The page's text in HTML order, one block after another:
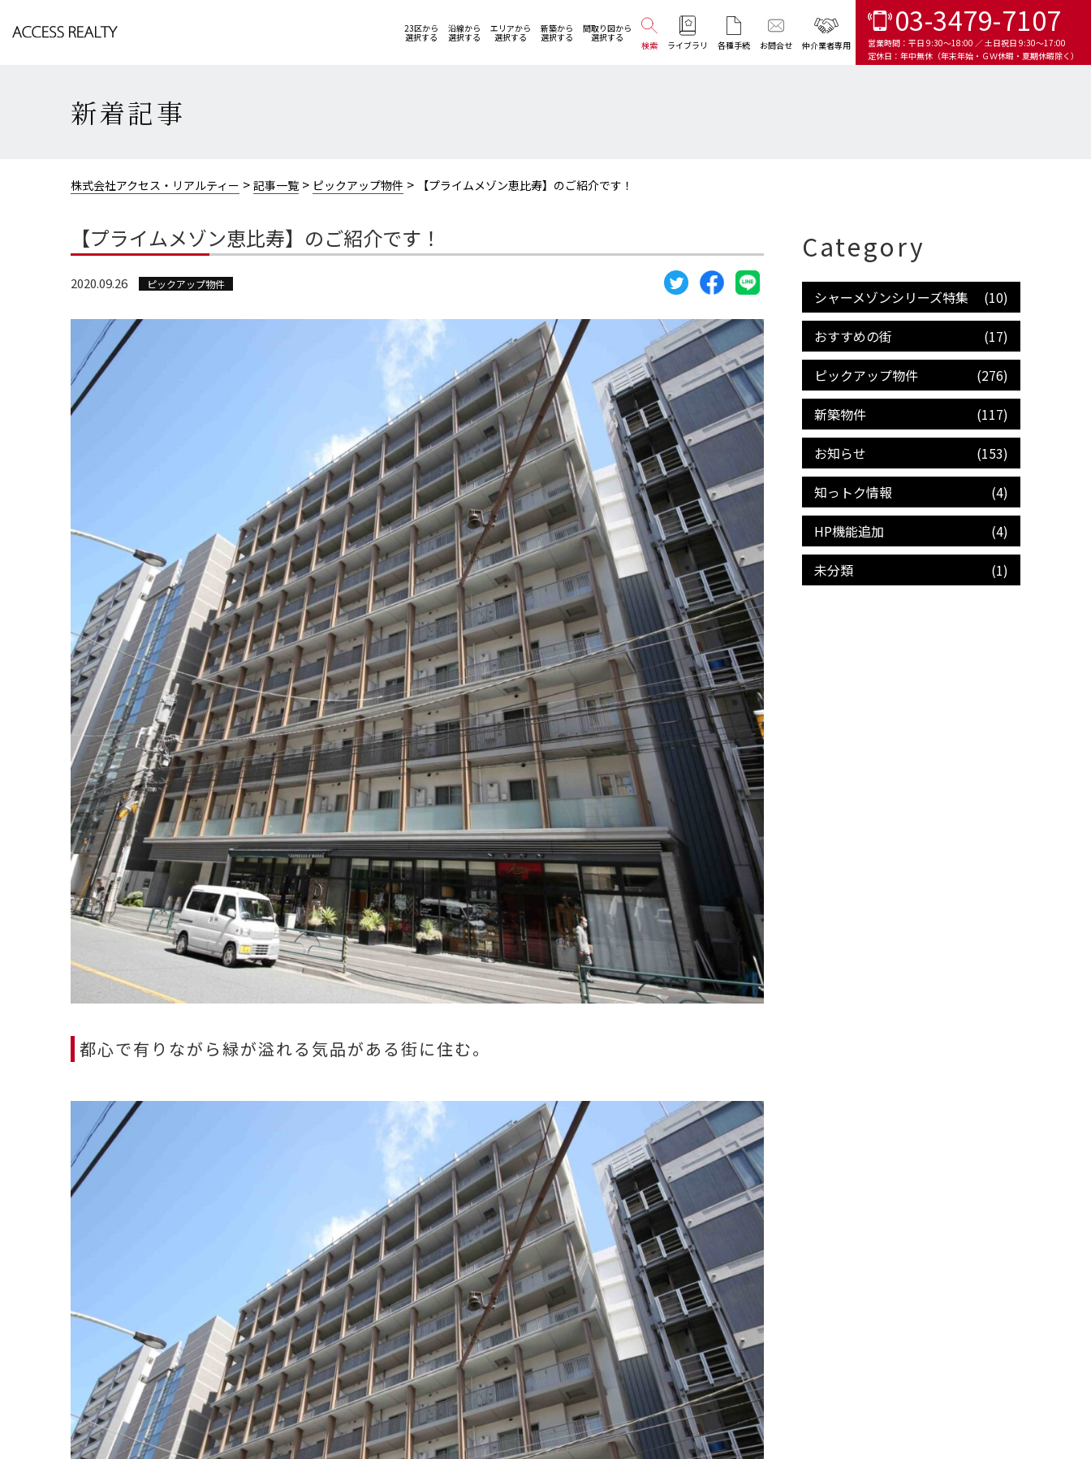
23区から
選択する
沿線から
選択する
エリアから
選択する
新築から
選択する
間取り図から
選択する
検索 ライブラリ 各種手続 お問合せ 仲介業者専用
03-3479-7107
営業時間： 平日 9:30～18:00 ／ 土日祝日 9:30～17:00
定休日： 年中無休（年末年始・ＧＷ休暇・夏期休暇除く）
新着記事
株式会社アクセス・リアルティー > 記事一覧 > ピックアップ物件 > 【プライムメゾン恵比寿】のご紹介です！
【プライムメゾン恵比寿】のご紹介です！
2020.09.26 ピックアップ物件
都心で有りながら緑が溢れる気品がある街に住む。
Category
シャーメゾンシリーズ特集
(10)
おすすめの街
(17)
ピックアップ物件
(276)
新築物件
(117)
お知らせ
(153)
知っトク情報
(4)
HP機能追加
(4)
未分類
(1)